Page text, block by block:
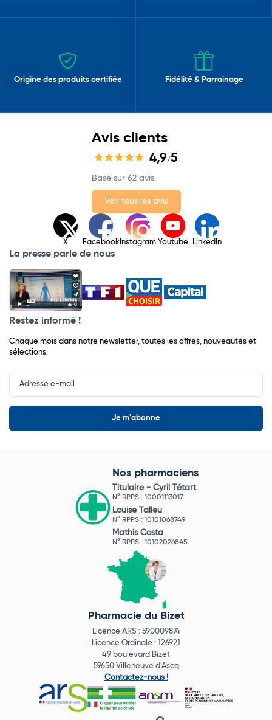
Origine des produits certifiée Fidélité & Parrainage
Avis clients
4,9/5
Basé sur 62 avis.
Voir tous les avis
X Facebook Instagram Youtube LinkedIn
La presse parle de nous
Restez informé !
Chaque mois dans notre newsletter, toutes les offres, nouveautés et
sélections.
Input
Newsletter
Nos pharmaciens
Titulaire - Cyril Tétart
N° RPPS : 10001113017
Louise Talleu
N° RPPS : 10101068749
Mathis Costa
N° RPPS : 10102026845
Pharmacie du Bizet
Licence ARS : 590009874
Licence Ordinale : 126921
49 boulevard Bizet
59650 Villeneuve d'Ascq
Contactez-nous !